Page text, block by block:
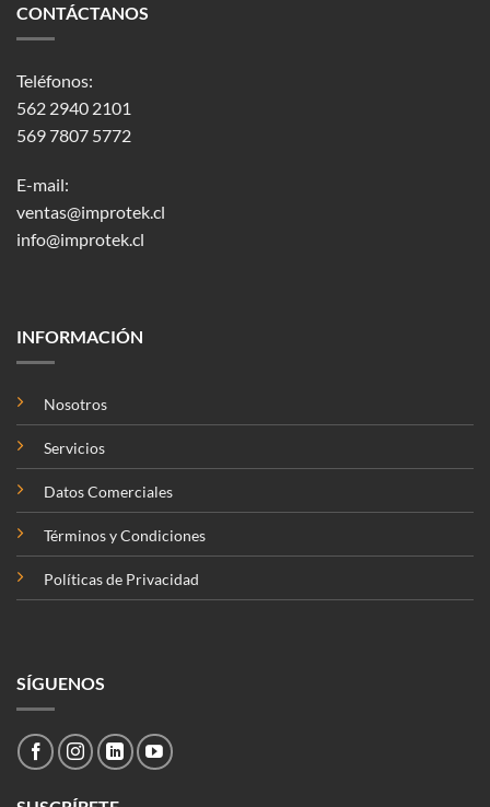
CONTÁCTANOS
Teléfonos:
562 2940 2101
569 7807 5772
E-mail:
ventas@improtek.cl
info@improtek.cl
INFORMACIÓN
Nosotros
Servicios
Datos Comerciales
Términos y Condiciones
Políticas de Privacidad
SÍGUENOS